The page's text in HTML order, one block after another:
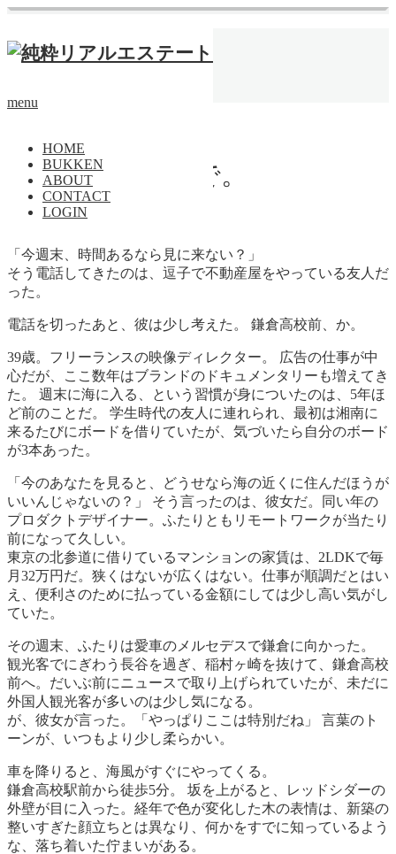
menu
HOME
BUKKEN
ABOUT
CONTACT
LOGIN
物件
30年後も高校前で。
「今週末、時間あるなら見に来ない？」
そう電話してきたのは、逗子で不動産屋をやっている友人だ
った。
電話を切ったあと、彼は少し考えた。 鎌倉高校前、か。
39歳。フリーランスの映像ディレクター。 広告の仕事が中
心だが、ここ数年はブランドのドキュメンタリーも増えてき
た。 週末に海に入る、という習慣が身についたのは、5年ほ
ど前のことだ。 学生時代の友人に連れられ、最初は湘南に
来るたびにボードを借りていたが、気づいたら自分のボード
が3本あった。
「今のあなたを見ると、どうせなら海の近くに住んだほうが
いいんじゃないの？」 そう言ったのは、彼女だ。同い年の
プロダクトデザイナー。ふたりともリモートワークが当たり
前になって久しい。
東京の北参道に借りているマンションの家賃は、2LDKで毎
月32万円だ。狭くはないが広くはない。仕事が順調だとはい
え、便利さのために払っている金額にしては少し高い気がし
ていた。
その週末、ふたりは愛車のメルセデスで鎌倉に向かった。
観光客でにぎわう長谷を過ぎ、稲村ヶ崎を抜けて、鎌倉高校
前へ。だいぶ前にニュースで取り上げられていたが、未だに
外国人観光客が多いのは少し気になる。
が、彼女が言った。「やっぱりここは特別だね」 言葉のト
ーンが、いつもより少し柔らかい。
車を降りると、海風がすぐにやってくる。
鎌倉高校駅前から徒歩5分。 坂を上がると、レッドシダーの
外壁が目に入った。経年で色が変化した木の表情は、新築の
整いすぎた顔立ちとは異なり、何かをすでに知っているよう
な、落ち着いた佇まいがある。